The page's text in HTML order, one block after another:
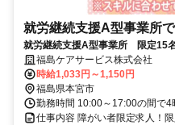
就労継続支援A型事業所
就労継続支援A型事業所 限定15
キルに合わせて作業は選択可能
福島ケアサービス株式会社
時給1,033円～1,150円
福島県本宮市
勤務時間 10:00～17:00の間で
仕事内容 障がい者限定求人！